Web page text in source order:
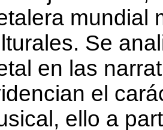
mundial
Se
en las
el
ello a